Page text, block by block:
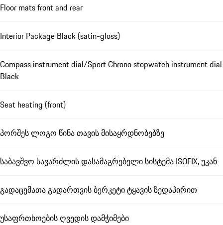
Floor mats front and rear
Interior Package Black (satin-gloss)
Compass instrument dial/Sport Chrono stopwatch instrument dial
Black
Seat heating (front)
პორშეს ლოგო წინა თავის მისაყრდნობებზე
საბავშვო სავარძლის დასამაგრებელი სისტემა ISOFIX, უკან
გადაცემათა გადართვის ბერკეტი ტყავის ზედაპირით
უსაფრთხოების ღვედის დამჭიმები